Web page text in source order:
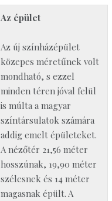
Az épület
Az új színházépület
közepes méretűnek volt
mondható, s ezzel
minden téren jóval felül
is múlta a magyar
színtársulatok számára
addig emelt épületeket.
A nézőtér 21,56 méter
hosszúnak, 19,90 méter
szélesnek és 14 méter
magasnak épült. A